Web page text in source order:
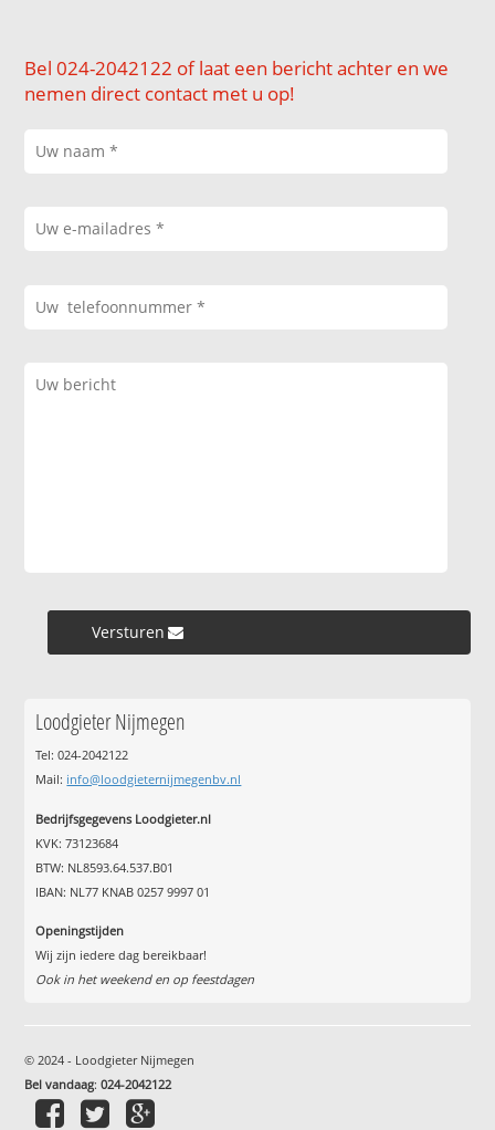
Bel 024-2042122 of laat een bericht achter en we
nemen direct contact met u op!
Versturen »
Loodgieter Nijmegen
Tel: 024-2042122
Mail: info@loodgieternijmegenbv.nl
Bedrijfsgegevens Loodgieter.nl
KVK: 73123684
BTW: NL8593.64.537.B01
IBAN: NL77 KNAB 0257 9997 01
Openingstijden
Wij zijn iedere dag bereikbaar!
Ook in het weekend en op feestdagen
© 2024 - Loodgieter Nijmegen
Bel vandaag:024-2042122